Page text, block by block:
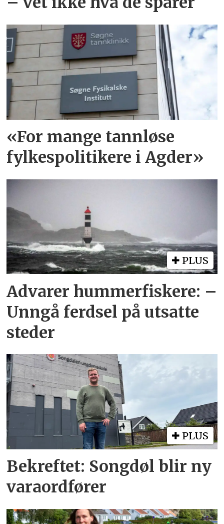
«For mange tannløse
fylkespolitikere i Agder»
PLUS
Advarer hummerfiskere: –
Unngå ferdsel på utsatte
steder
PLUS
Bekreftet: Songdøl blir ny
varaordfører